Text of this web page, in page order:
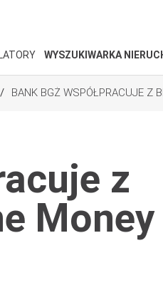
WYSZUKIWARKA
BANK BGŻ WSPÓŁPRACUJE Z
z